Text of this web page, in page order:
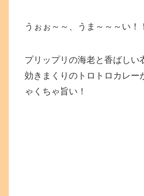
うぉぉ～～、うま～～～い！！
プリップリの海老と香ばしい
効きまくりのトロトロカレー
ゃくちゃ旨い！